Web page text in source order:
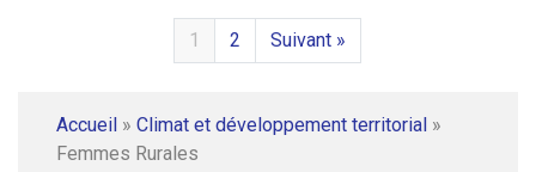
1 2 Suivant »
Accueil » Climat et développement territorial »
Femmes Rurales